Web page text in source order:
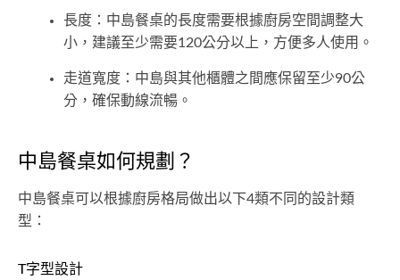
長度：中島餐桌的長度需要根據廚房空間調整大
小，建議至少需要120公分以上，方便多人使用。
走道寬度：中島與其他櫃體之間應保留至少90公
分，確保動線流暢。
中島餐桌如何規劃？
中島餐桌可以根據廚房格局做出以下4類不同的設計類
型：
T字型設計